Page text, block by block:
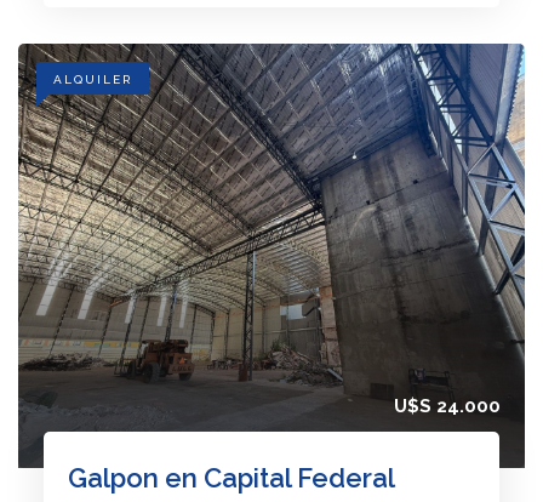
ALQUILER
U$S 24.000
Galpon en Capital Federal